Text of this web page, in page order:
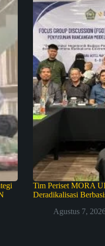
Tim Periset MORA
Deradikalisasi
Agustus 7,